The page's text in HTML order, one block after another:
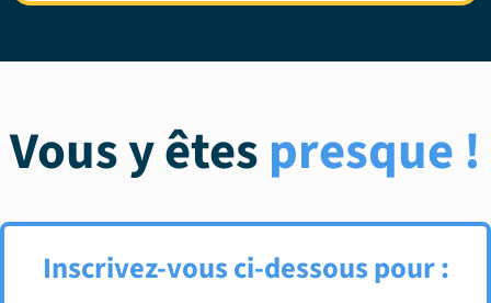
Vous y êtespresque !
Inscrivez-vous ci-dessous pour :